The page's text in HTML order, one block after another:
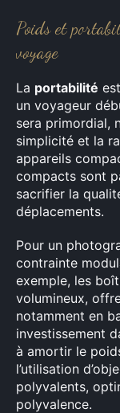
Poids et
voyage
La portabilité
un voyageur
sera primordial,
simplicité et la
appareils
compacts sont
sacrifier la
déplacements.
Pour un
contrainte
exemple, les
volumineux,
notamment en
investissement
à amortir le
l’utilisation
polyvalents,
polyvalence.